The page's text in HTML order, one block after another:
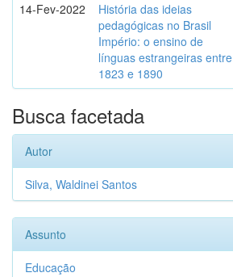
14-Fev-2022
História das ideias
pedagógicas no Brasil
Império: o ensino de
línguas estrangeiras entre
1823 e 1890
Busca facetada
Autor
Silva, Waldinei Santos
Assunto
Educação